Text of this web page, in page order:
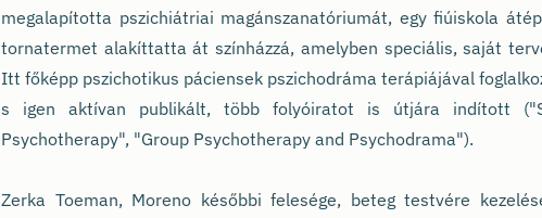
megalapította pszichiátriai magánszanatóriumát, egy fiúiskola
tornatermet alakíttatta át színházzá, amelyben speciális, saját
Itt főképp pszichotikus páciensek pszichodráma terápiájával
s igen aktívan publikált, több folyóiratot is útjára indított
Psychotherapy", "Group Psychotherapy and Psychodrama").
Zerka Toeman, Moreno későbbi felesége, beteg testvére